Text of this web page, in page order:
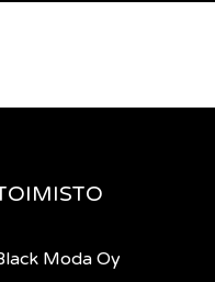
Moda Oy